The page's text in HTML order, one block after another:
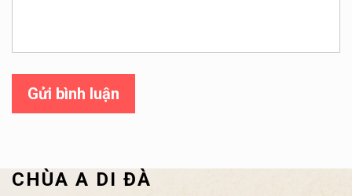
Gửi bình luận
CHÙA A DI ĐÀ